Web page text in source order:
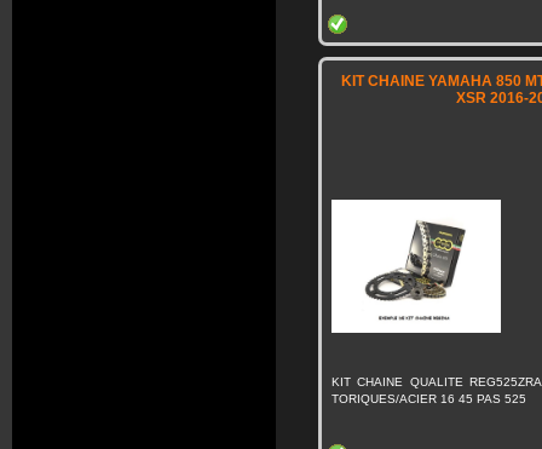
KIT CHAINE YAMAHA 850
XSR 2016-
KIT CHAINE QUALITE
TORIQUES/ACIER 16 45 PAS 525